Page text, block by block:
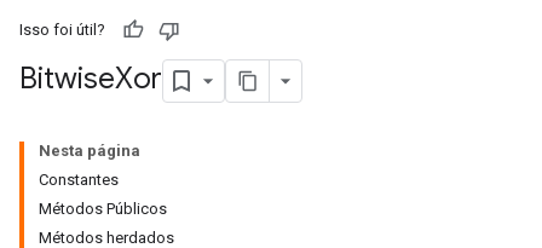
Isso foi útil?
BitwiseXor
Nesta página
Constantes
Métodos Públicos
Métodos herdados